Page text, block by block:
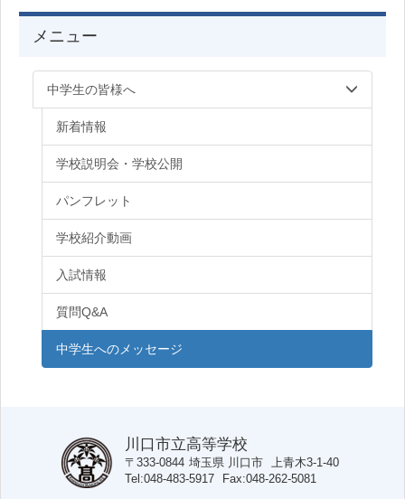
メニュー
中学生の皆様へ
新着情報
学校説明会・学校公開
パンフレット
学校紹介動画
入試情報
質問Q&A
中学生へのメッセージ
川口市立高等学校
〒333-0844 埼玉県 川口市 上青木3-1-40
Tel 048-483-5917 Fax 048-262-5081